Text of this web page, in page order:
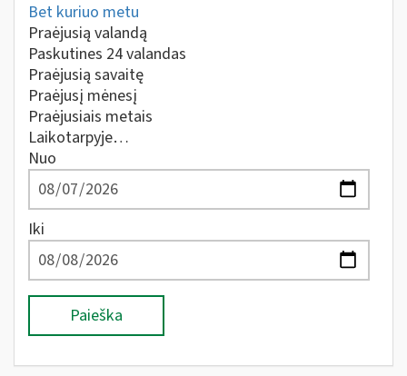
Bet kuriuo metu
Praėjusią valandą
Paskutines 24 valandas
Praėjusią savaitę
Praėjusį mėnesį
Praėjusiais metais
Laikotarpyje…
Nuo
Iki
Paieška